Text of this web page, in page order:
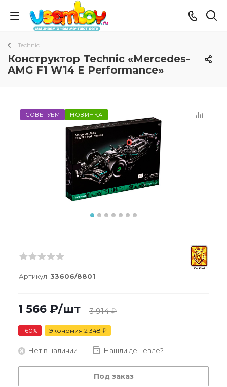
Technic
Конструктор Technic «Mercedes-
AMG F1 W14 E Performance»
СОВЕТУЕМ НОВИНКА
Артикул: 33606/8801
1 566 ₽/шт 3 914₽
-60% Экономия 2 348 ₽
Нет в наличии Нашли дешевле?
Под заказ